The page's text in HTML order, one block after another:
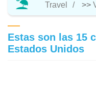
Travel >>
Estas son las 15
Estados Unidos